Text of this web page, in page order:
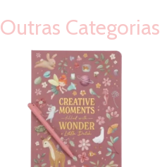
Outras Categorias